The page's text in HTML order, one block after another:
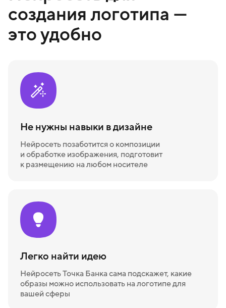
создания логотипа —
это удобно
Не нужны навыки в дизайне
Нейросеть позаботится о композиции
и обработке изображения, подготовит
к размещению на любом носителе
Легко найти идею
Нейросеть Точка Банка сама подскажет, какие
образы можно использовать на логотипе для
вашей сферы